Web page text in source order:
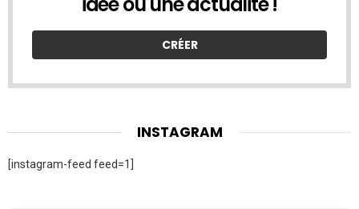
SOUMETTRE
CRÉER
INSTAGRAM
[instagram-feed feed=1]